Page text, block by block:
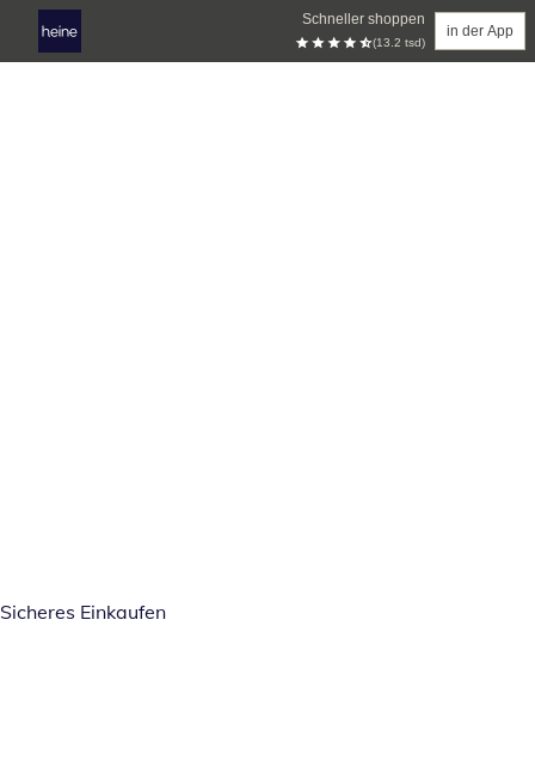
Schneller shoppen
(13.2 tsd)
in der App
Sicheres Einkaufen